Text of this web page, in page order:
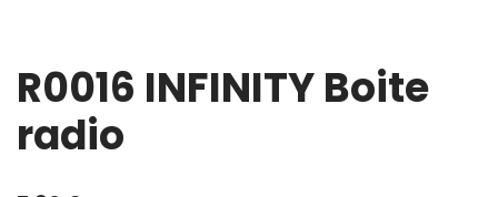
R0016 INFINITY Boite
radio